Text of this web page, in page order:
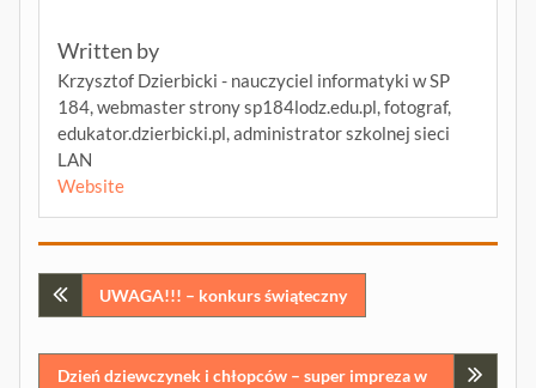
Written by
Krzysztof Dzierbicki - nauczyciel informatyki w SP
184, webmaster strony sp184lodz.edu.pl, fotograf,
edukator.dzierbicki.pl, administrator szkolnej sieci
LAN
Website
Nawigacja
wpisu
UWAGA!!! – konkurs świąteczny
Dzień dziewczynek i chłopców – super impreza w